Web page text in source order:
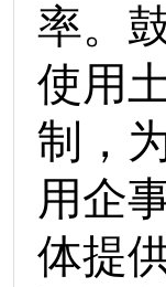
率。
使用
制，
用企
体提